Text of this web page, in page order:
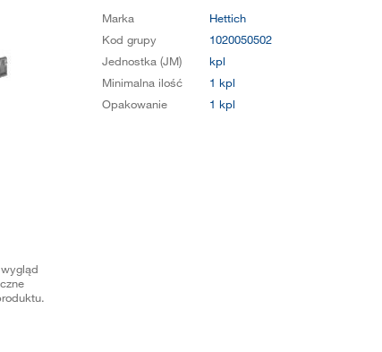
Marka
Hettich
Kod grupy
1020050502
Jednostka (JM)
kpl
Minimalna ilość
1 kpl
Opakowanie
1 kpl